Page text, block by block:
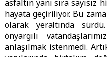
asfaltın yanı sıra
hayata geçiriliyor. Bu
olarak yeraltında
önyargılı
anlaşılmak istenmedi.